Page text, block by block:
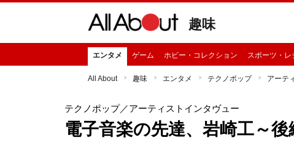
趣味
エンタメ ゲーム ホビー・コレクション スポーツ・レ
All About 趣味 エンタメ テクノポップ アーテ
テクノポップ／アーティストインタヴュー
電子音楽の先達、岩崎工～後